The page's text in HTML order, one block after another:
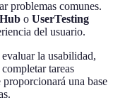
problemas comunes.
o UserTesting
del usuario.
la usabilidad,
tareas
una base